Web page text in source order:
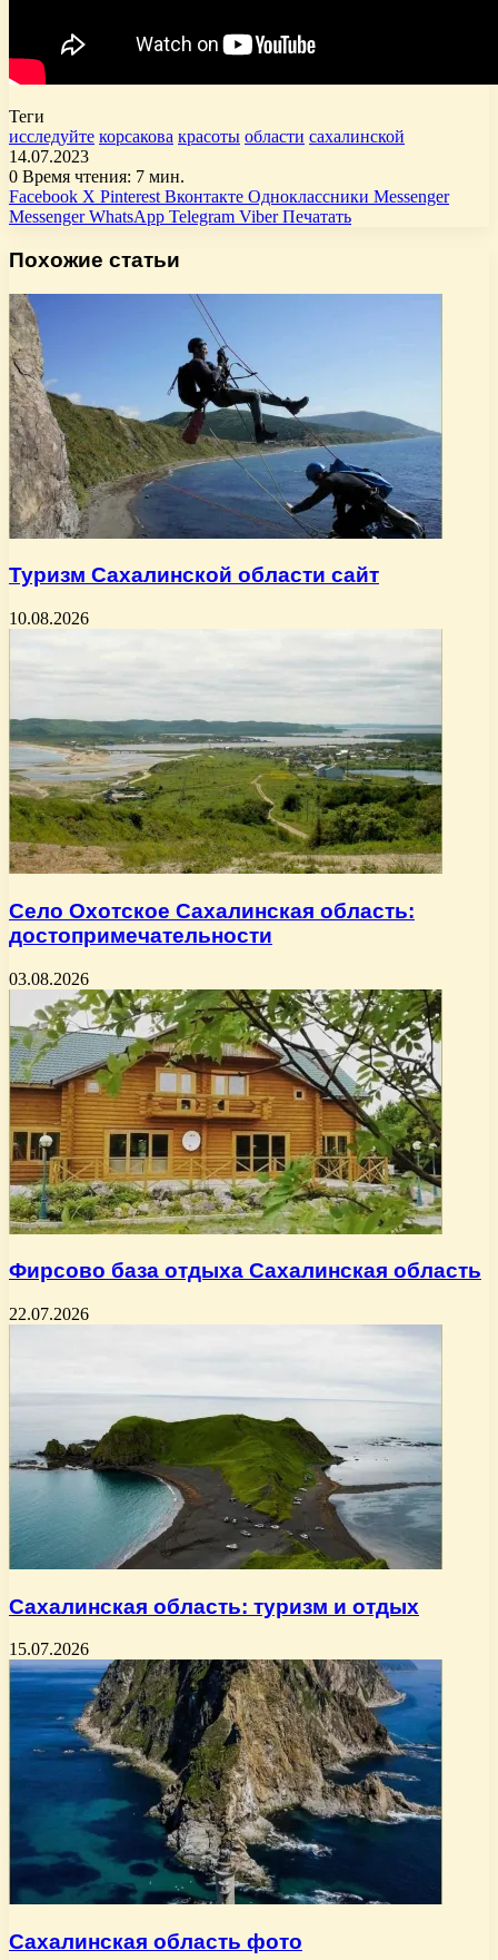
Теги
исследуйте корсакова красоты области сахалинской
14.07.2023
0 Время чтения: 7 мин.
Facebook X Pinterest Вконтакте Одноклассники Messenger
Messenger WhatsApp Telegram Viber Печатать
Похожие статьи
Туризм Сахалинской области сайт
10.08.2026
Село Охотское Сахалинская область:
достопримечательности
03.08.2026
Фирсово база отдыха Сахалинская область
22.07.2026
Сахалинская область: туризм и отдых
15.07.2026
Сахалинская область фото